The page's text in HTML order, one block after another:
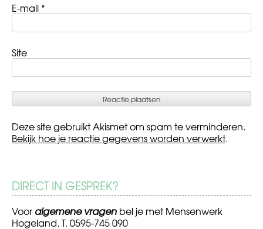
E-mail *
Site
Deze site gebruikt Akismet om spam te verminderen.
Bekijk hoe je reactie gegevens worden verwerkt.
DIRECT IN GESPREK?
Voor algemene vragen bel je met Mensenwerk
Hogeland, T. 0595-745 090